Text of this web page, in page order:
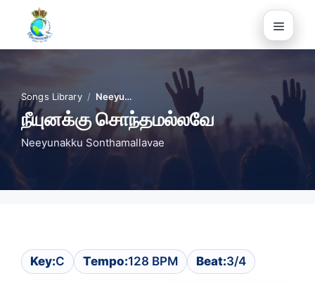
content
Menu
Songs Library / Neeyu…
நீயுனக்கு சொந்தமல்லவே
Neeyunakku Sonthamallavae
Key:C Tempo:128 BPM Beat:3/4